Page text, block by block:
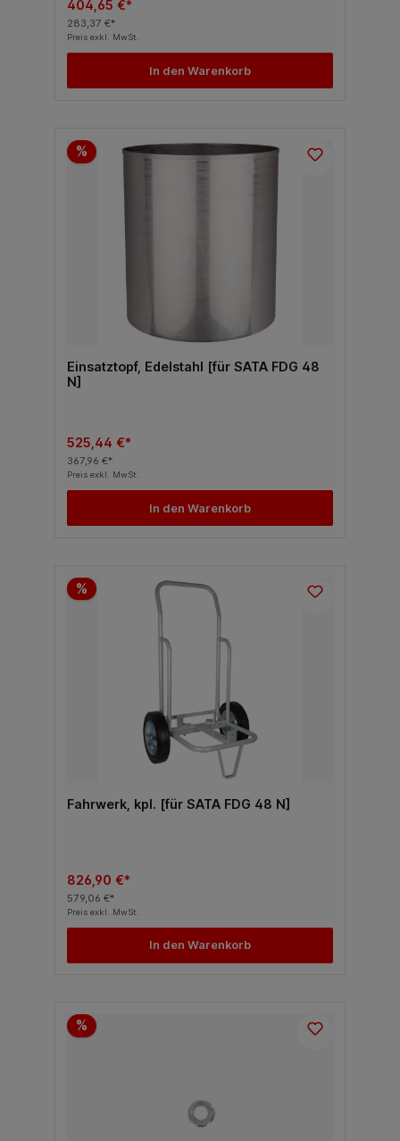
404,65 €*
283,37 €*
Preis exkl. MwSt.
In den Warenkorb
%
Einsatztopf, Edelstahl [für SATA FDG 48
N]
525,44 €*
367,96 €*
Preis exkl. MwSt.
In den Warenkorb
%
Fahrwerk, kpl. [für SATA FDG 48 N]
826,90 €*
579,06 €*
Preis exkl. MwSt.
In den Warenkorb
%